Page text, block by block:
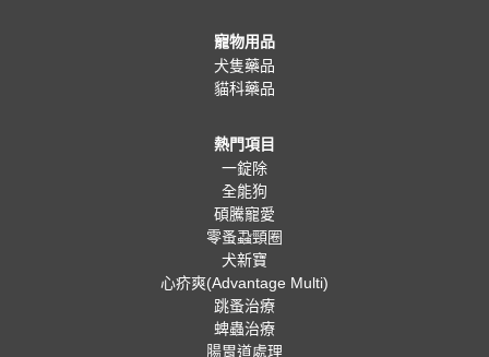
寵物用品
犬隻藥品
貓科藥品
熱門項目
一錠除
全能狗
碩騰寵愛
零蚤蝨頸圈
犬新寶
心疥爽(Advantage Multi)
跳蚤治療
蜱蟲治療
腸胃道處理